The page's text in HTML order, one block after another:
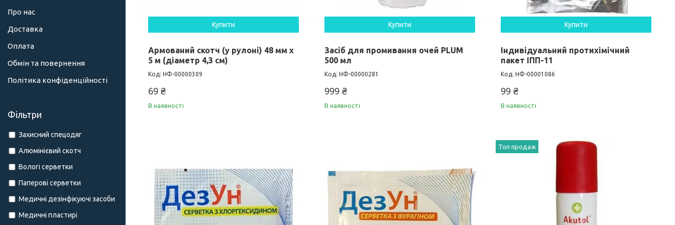
Купити
Армований скотч (у рулоні) 48 мм х
5 м (діаметр 4,3 см)
НФ-00000309
69 ₴
В наявності
Купити
Засіб для промивання очей PLUM
500 мл
НФ-00000281
999 ₴
В наявності
Купити
Індивідуальний протихімічний
пакет ІПП-11
НФ-00001086
99 ₴
В наявності
Топ продаж
Про нас
Доставка
Оплата
Обмін та повернення
Політика конфіденційності
Фільтри
Захисний спецодяг
Алюмінієвий скотч
Вологі серветки
Паперові серветки
Медичні дезінфікуючі засоби
Медичні пластирі